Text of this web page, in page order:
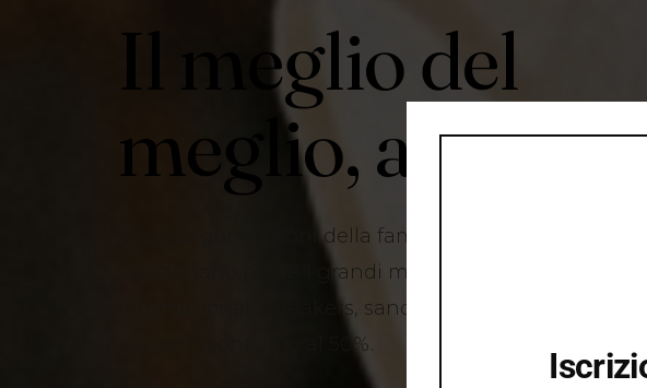
Il meglio del
meglio, a
Quattro generazioni della famiglia Romanelli
selezionano per te i grandi marchi italiani e
internazionali: sneakers, sandali, borse e accessori,
ora con sconti fino al 50%.